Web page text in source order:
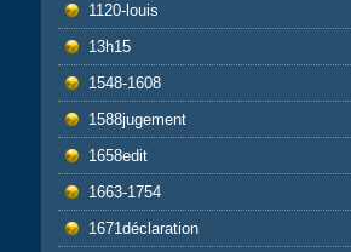
1120-louis
13h15
1548-1608
1588jugement
1658edit
1663-1754
1671déclaration